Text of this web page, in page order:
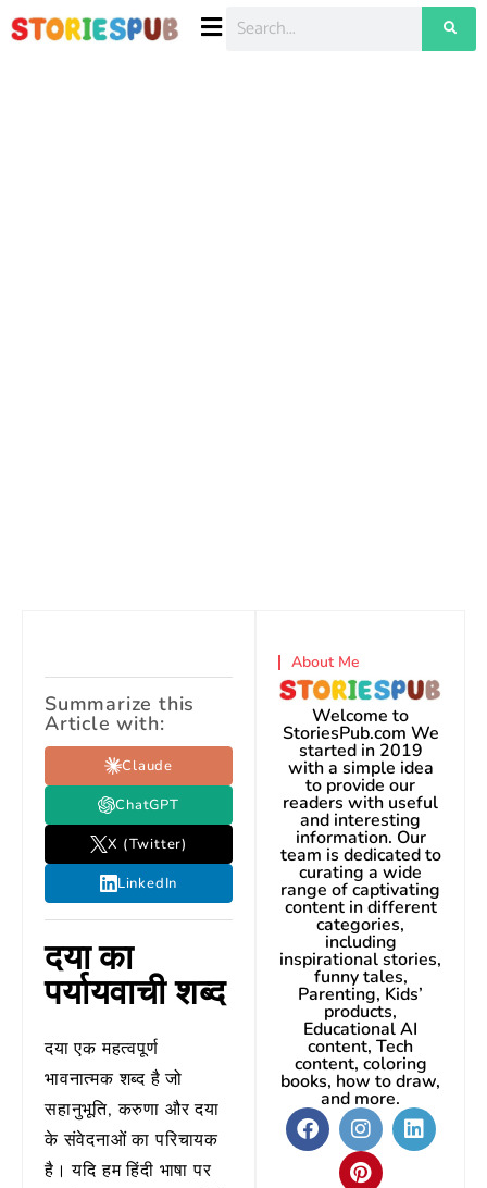
Summarize this
Article with:
Claude
ChatGPT
X (Twitter)
LinkedIn
दया का
पर्यायवाची शब्द
दया एक महत्वपूर्ण
भावनात्मक शब्द है जो
सहानुभूति, करुणा और दया
के संवेदनाओं का परिचायक
है। यदि हम हिंदी भाषा पर
About Me
Welcome to
StoriesPub.com We
started in 2019
with a simple idea
to provide our
readers with useful
and interesting
information. Our
team is dedicated to
curating a wide
range of captivating
content in different
categories,
including
inspirational stories,
funny tales,
Parenting, Kids’
products,
Educational AI
content, Tech
content, coloring
books, how to draw,
and more.